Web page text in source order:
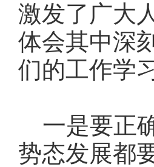
激发了广大
体会其中深
们的工作学
一是要正
势态发展都